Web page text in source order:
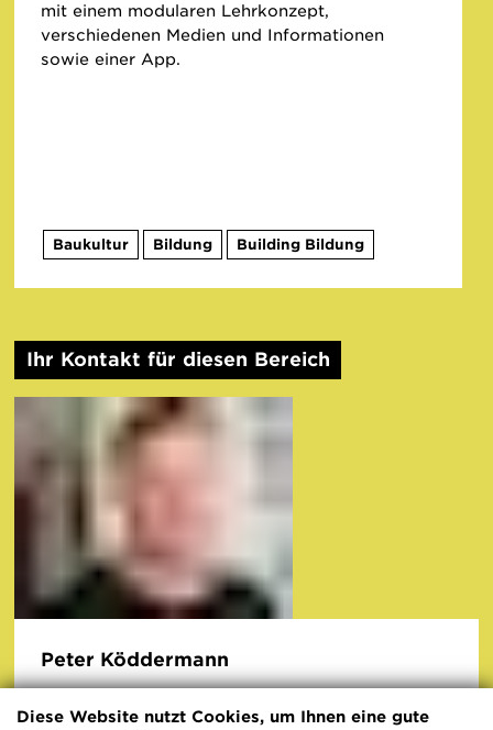
mit einem modularen Lehrkonzept,
verschiedenen Medien und Informationen
sowie einer App.
Baukultur Bildung Building Bildung
Ihr Kontakt für diesen Bereich
Peter Köddermann
Diese Website nutzt Cookies, um Ihnen eine gute